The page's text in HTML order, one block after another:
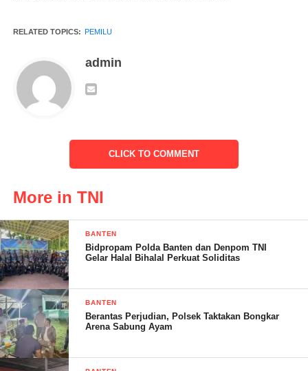
melakukan pemantauan dan pengamanan, agar kegiatan ini dapat
Rapat pleno terbuka juga dihadiri oleh para panitia pemilihan
desa, perangkat desa, serta masyarakat setempat, berjalan dengan
Post Views: 16
RELATED TOPICS: PEMILU
admin
CLICK TO COMMENT
More in TNI
BANTEN
Bidpropam Polda Banten dan Denpom TNI
Gelar Halal Bihalal Perkuat Soliditas
BANTEN
Berantas Perjudian, Polsek Taktakan Bongkar
Arena Sabung Ayam